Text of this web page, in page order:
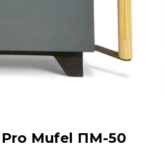
Mufel ПМ-50